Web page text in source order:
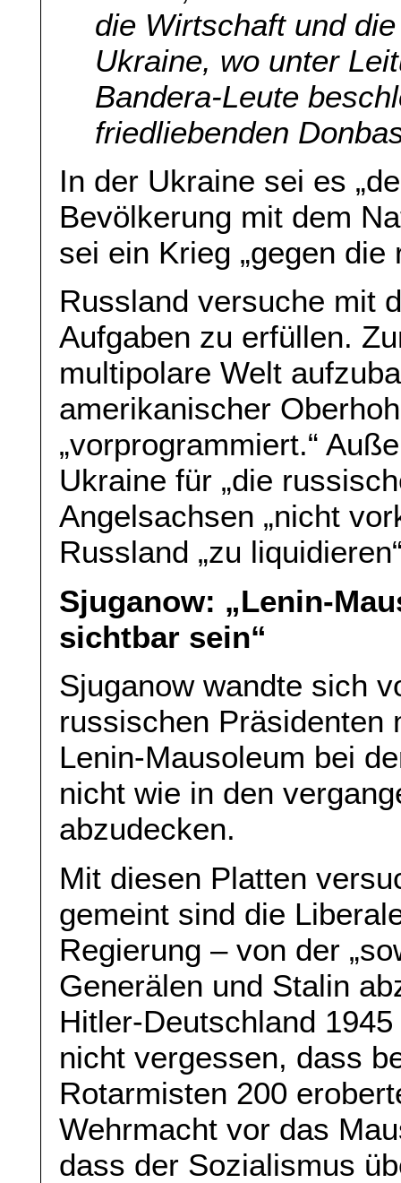
die Wirtschaft und
Ukraine, wo unter
Bandera-Leute
friedliebenden
In der Ukraine sei es
Bevölkerung mit dem
sei ein Krieg „gegen die
Russland versuche mit
Aufgaben zu erfüllen.
multipolare Welt
amerikanischer
„vorprogrammiert.“
Ukraine für „die
Angelsachsen „nicht
Russland „zu
Sjuganow: „Lenin-
sichtbar sein“
Sjuganow wandte sich
russischen Präsidenten
Lenin-Mausoleum bei
nicht wie in den
abzudecken.
Mit diesen Platten
gemeint sind die
Regierung – von der
Generälen und Stalin
Hitler-Deutschland
nicht vergessen, dass
Rotarmisten 200
Wehrmacht vor das
dass der Sozialismus